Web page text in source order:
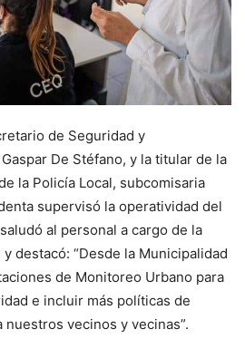
de Seguridad y
De Stéfano, y la titular de la
la Policía Local, subcomisaria
supervisó la operatividad del
al personal a cargo de la
destacó: “Desde la Municipalidad
de Monitoreo Urbano para
e incluir más políticas de
vecinos y vecinas”.